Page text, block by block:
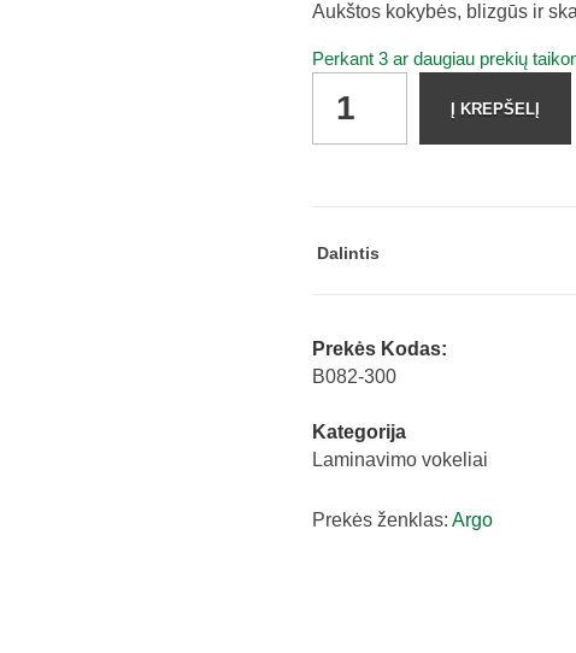
Aukštos kokybės, blizgūs ir
Perkant 3 ar daugiau prekių
vokeliai
80
mm
100
vnt.
quantity
Į KREPŠELĮ
Dalintis
Prekės Kodas:
B082-300
Kategorija
Laminavimo vokeliai
Prekės ženklas: Argo